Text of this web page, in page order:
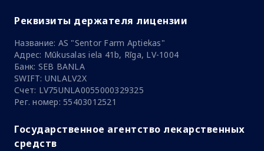
Реквизиты держателя лицензии
Название: AS "Sentor Farm Aptiekas"
Адрес: Mūkusalas iela 41b, Rīga, LV-1004
Банк: SEB BANLA
SWIFT: UNLALV2X
Счет: LV75UNLA0055000329325
Рег. номер: 55403012521
Государственное агентство лекарственных
средств